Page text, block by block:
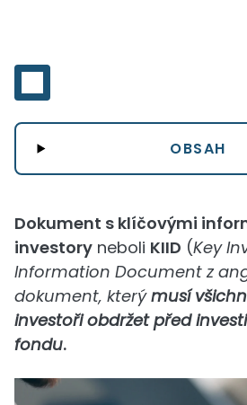
OBSAH
Dokument s klíčovými
investory neboli KIID (Key
Information Document z
dokument, kterýmusí
investoři obdržet před
fondu.